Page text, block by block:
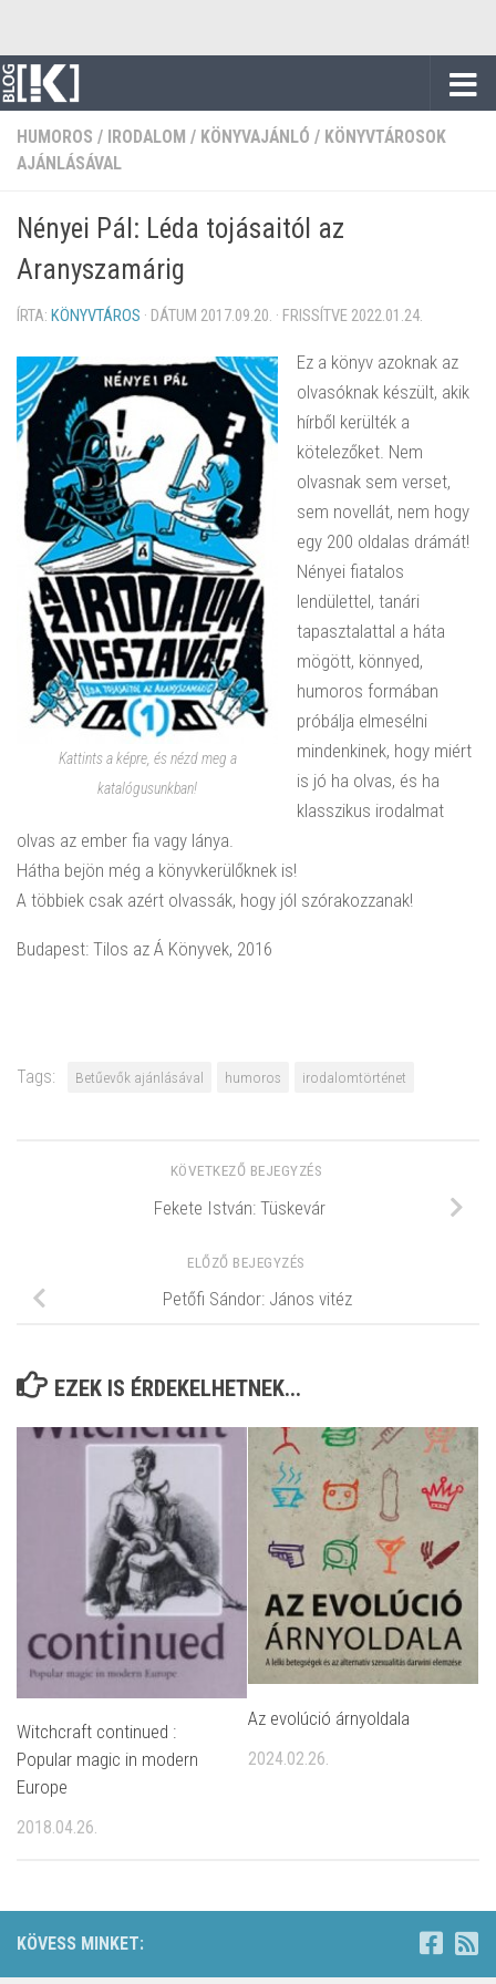
HUMOROS / IRODALOM / KÖNYVAJÁNLÓ / KÖNYVTÁROSOK
AJÁNLÁSÁVAL
Nényei Pál: Léda ​tojásaitól az
Aranyszamárig
ÍRTA: KÖNYVTÁROS · DÁTUM 2017.09.20. · FRISSÍTVE 2022.01.24.
Kattints a képre, és nézd meg a
katalógusunkban!
Ez a könyv azoknak az
olvasóknak készült, akik
hírből kerülték a
kötelezőket. Nem
olvasnak sem verset,
sem novellát, nem hogy
egy 200 oldalas drámát!
Nényei fiatalos
lendülettel, tanári
tapasztalattal a háta
mögött, könnyed,
humoros formában
próbálja elmesélni
mindenkinek, hogy miért
is jó ha olvas, és ha
klasszikus irodalmat
olvas az ember fia vagy lánya.
Hátha bejön még a könyvkerülőknek is!
A többiek csak azért olvassák, hogy jól szórakozzanak!
Budapest: Tilos az Á Könyvek, 2016
Tags: Betűevők ajánlásával humoros irodalomtörténet
KÖVETKEZŐ BEJEGYZÉS
Fekete István: Tüskevár
ELŐZŐ BEJEGYZÉS
Petőfi Sándor: János vitéz
EZEK IS ÉRDEKELHETNEK...
Witchcraft continued :
Popular magic in modern
Europe
2018.04.26.
Az evolúció árnyoldala
2024.02.26.
KÖVESS MINKET: